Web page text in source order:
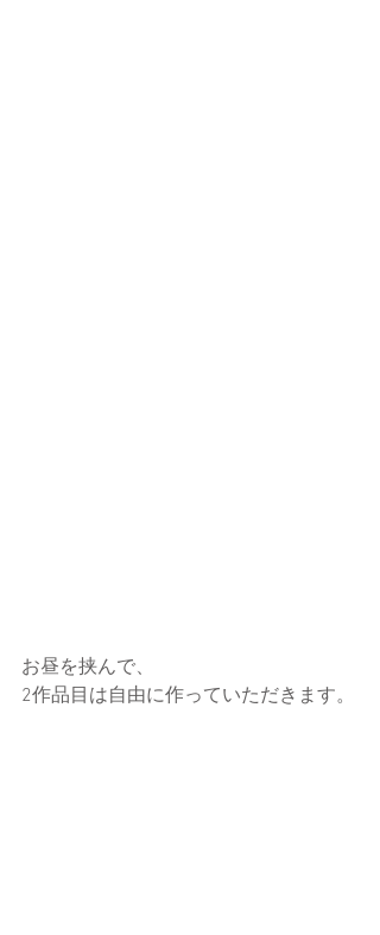
お昼を挟んで、
2作品目は自由に作っていただきます。